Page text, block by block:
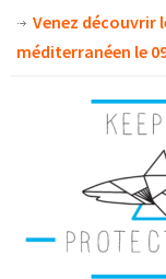
Venez découvrir
méditerranéen le